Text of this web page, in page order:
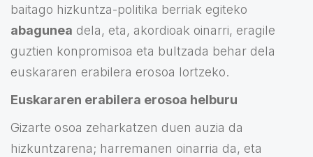
baitago hizkuntza-politika berriak egiteko
abagunea dela, eta, akordioak oinarri, eragile
guztien konpromisoa eta bultzada behar dela
euskararen erabilera erosoa lortzeko.
Euskararen erabilera erosoa helburu
Gizarte osoa zeharkatzen duen auzia da
hizkuntzarena; harremanen oinarria da, eta